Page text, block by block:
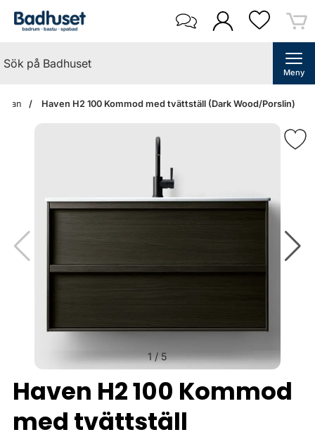
Meny
Haven H2 100 Kommod med tvättställ (Dark Wood/Porslin)
1/5
Haven H2 100 Kommod
med tvättställ